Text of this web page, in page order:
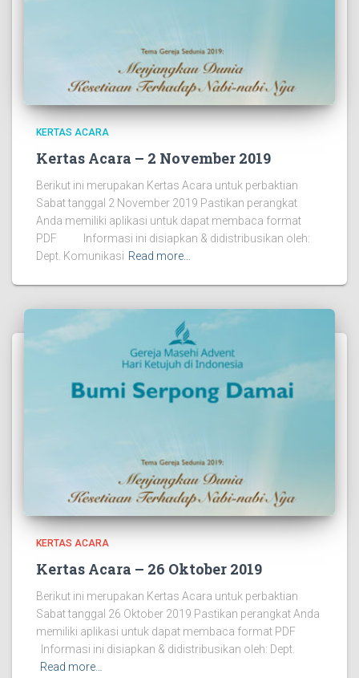
KERTAS ACARA
Kertas Acara – 2 November 2019
Berikut ini merupakan Kertas Acara untuk perbaktian
Sabat tanggal 2 November 2019 Pastikan perangkat
Anda memiliki aplikasi untuk dapat membaca format
PDF Informasi ini disiapkan & didistribusikan oleh:
Dept. Komunikasi Read more…
KERTAS ACARA
Kertas Acara – 26 Oktober 2019
Berikut ini merupakan Kertas Acara untuk perbaktian
Sabat tanggal 26 Oktober 2019 Pastikan perangkat Anda
memiliki aplikasi untuk dapat membaca format PDF
Informasi ini disiapkan & didistribusikan oleh: Dept.
Read more…